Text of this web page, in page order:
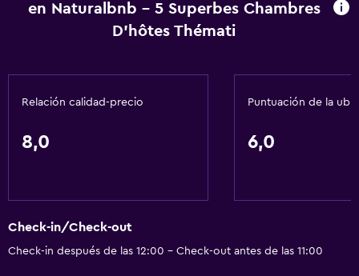
en Naturalbnb - 5 Superbes Chambres
D'hôtes Thémati
Relación calidad-precio
8,0
Puntuación de la
6,0
Check-in/Check-out
Check-in después de las 12:00 - Check-out antes de las 11:00